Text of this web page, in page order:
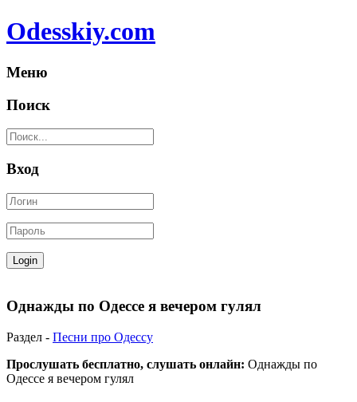
Odesskiy.com
Меню
Поиск
Вход
Однажды по Одессе я вечером гулял
Раздел - Песни про Одессу
Прослушать бесплатно, слушать онлайн: Однажды по
Одессе я вечером гулял